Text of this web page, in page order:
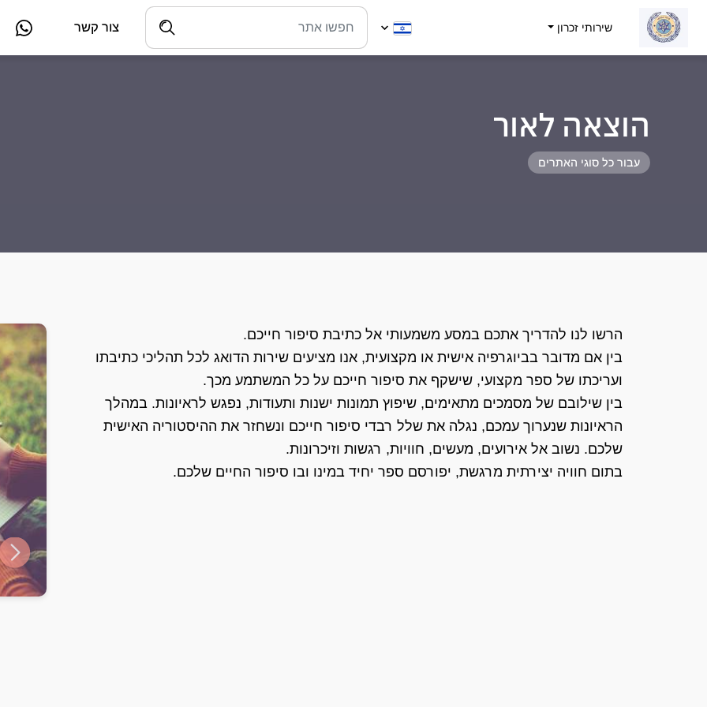
שירותי זכרון צור קשר
הוצאה לאור
עבור כל סוגי האתרים
הרשו לנו להדריך אתכם במסע משמעותי אל כתיבת סיפור חייכם.
בין אם מדובר בביוגרפיה אישית או מקצועית, אנו מציעים שירות הדואג לכל תהליכי כתיבתו
ועריכתו של ספר מקצועי, שישקף את סיפור חייכם על כל המשתמע מכך.
בין שילובם של מסמכים מתאימים, שיפוץ תמונות ישנות ותעודות, נפגש לראיונות. במהלך
הראיונות שנערוך עמכם, נגלה את שלל רבדי סיפור חייכם ונשחזר את ההיסטוריה האישית
שלכם. נשוב אל אירועים, מעשים, חוויות, רגשות וזיכרונות.
בתום חוויה יצירתית מרגשת, יפורסם ספר יחיד במינו ובו סיפור החיים שלכם.